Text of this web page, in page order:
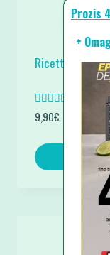
Ricette
Valutato
5.00
9,90€
Prozis
+